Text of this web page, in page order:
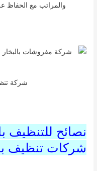
والمراتب مع الحفاظ
شركة
نصائح للتنظيف
شركات تنظيف